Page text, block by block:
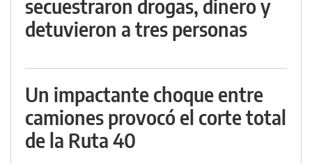
secuestraron drogas, dinero y
detuvieron a tres personas
Un impactante choque entre
camiones provocó el corte total
de la Ruta 40